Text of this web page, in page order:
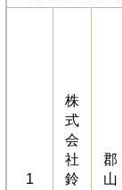
1
株
式
会
社
鈴
郡
山